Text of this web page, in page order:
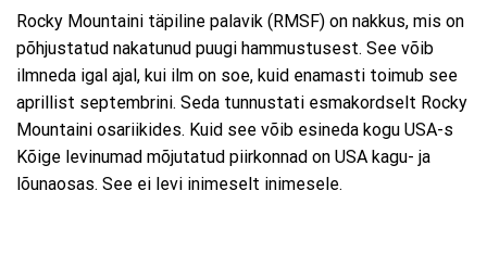
Rocky Mountaini täpiline palavik (RMSF) on nakkus, mis on
põhjustatud nakatunud puugi hammustusest. See võib
ilmneda igal ajal, kui ilm on soe, kuid enamasti toimub see
aprillist septembrini. Seda tunnustati esmakordselt Rocky
Mountaini osariikides. Kuid see võib esineda kogu USA-s
Kõige levinumad mõjutatud piirkonnad on USA kagu- ja
lõunaosas. See ei levi inimeselt inimesele.